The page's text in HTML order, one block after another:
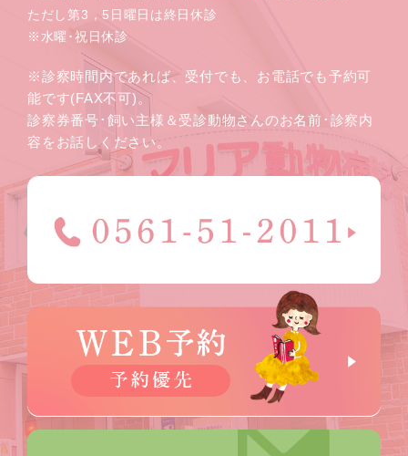
ただし第3，5日曜日は終日休診
※水曜･祝日休診
※診察時間内であれば、受付でも、お電話でも予約可
能です(FAX不可)。
診察券番号･飼い主様＆受診動物さんのお名前･診察内
容をお話しください。